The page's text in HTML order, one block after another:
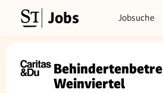
Jobs Jobsuche
Weinviertel